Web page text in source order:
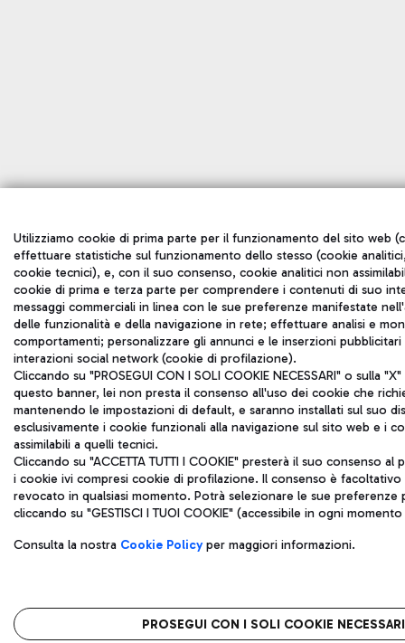
Utilizziamo cookie di prima parte per il funzionamento del sito web
effettuare statistiche sul funzionamento dello stesso (cookie
cookie tecnici), e, con il suo consenso, cookie analitici non
cookie di prima e terza parte per comprendere i contenuti di suo
messaggi commerciali in linea con le sue preferenze manifestate
delle funzionalità e della navigazione in rete; effettuare analisi e
comportamenti; personalizzare gli annunci e le inserzioni
interazioni social network (cookie di profilazione).
Cliccando su "PROSEGUI CON I SOLI COOKIE NECESSARI" o sulla
questo banner, lei non presta il consenso all'uso dei cookie che
mantenendo le impostazioni di default, e saranno installati sul suo
esclusivamente i cookie funzionali alla navigazione sul sito web e i
assimilabili a quelli tecnici.
Cliccando su "ACCETTA TUTTI I COOKIE" presterà il suo consenso
i cookie ivi compresi cookie di profilazione. Il consenso è facoltativo
revocato in qualsiasi momento. Potrà selezionare le sue preferenze
cliccando su "GESTISCI I TUOI COOKIE" (accessibile in ogni
Consulta la nostra Cookie Policyper maggiori informazioni.
PROSEGUI CON I SOLI COOKIE NECESSARI